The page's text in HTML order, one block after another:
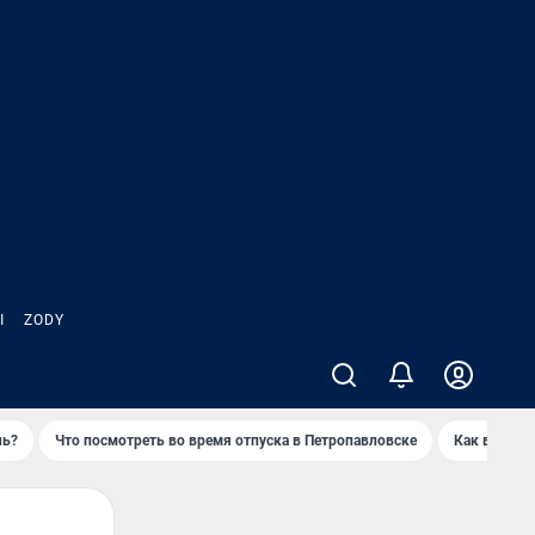
ZODY
Что посмотреть во время отпуска в Петропавловске Как